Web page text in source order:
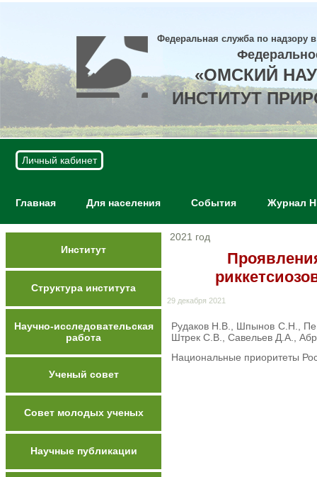
Федеральная служба по надзору
«ОМСКИЙ
ИНСТИТУТ
Личный кабинет
Главная Для населения События Журнал
Институт
Структура института
Научно-исследовательская
работа
Ученый совет
Совет молодых ученых
Научные публикации
2021 год
29 декабря 2021
Рудаков Н.В., Шпынов С.Н.,
Штрек С.В., Савельев Д.А.,
Национальные приоритеты